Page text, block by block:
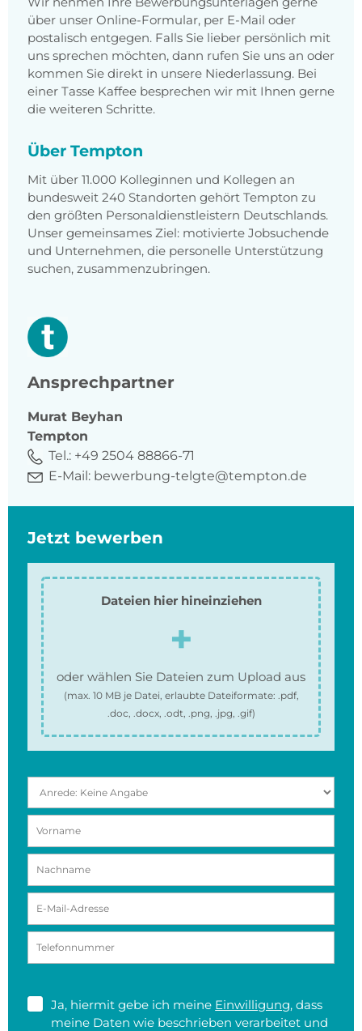
über unser Online-Formular, per E-Mail oder
postalisch entgegen. Falls Sie lieber persönlich mit
uns sprechen möchten, dann rufen Sie uns an oder
kommen Sie direkt in unsere Niederlassung. Bei
einer Tasse Kaffee besprechen wir mit Ihnen gerne
die weiteren Schritte.
Über Tempton
Mit über 11.000 Kolleginnen und Kollegen an
bundesweit 240 Standorten gehört Tempton zu
den größten Personaldienstleistern Deutschlands.
Unser gemeinsames Ziel: motivierte Jobsuchende
und Unternehmen, die personelle Unterstützung
suchen, zusammenzubringen.
Ansprechpartner
Murat Beyhan
Tempton
Tel.: +49 2504 88866-71
E-Mail: bewerbung-telgte@tempton.de
Jetzt bewerben
Dateien hier hineinziehen
oder wählen Sie Dateien zum Upload aus
(max. 10 MBje Datei, erlaubte Dateiformate: .pdf,
.doc, .docx, .odt, .png, .jpg, .gif)
Ja, hiermit gebe ich meine Einwilligung, dass
meine Daten wie beschrieben verarbeitet und